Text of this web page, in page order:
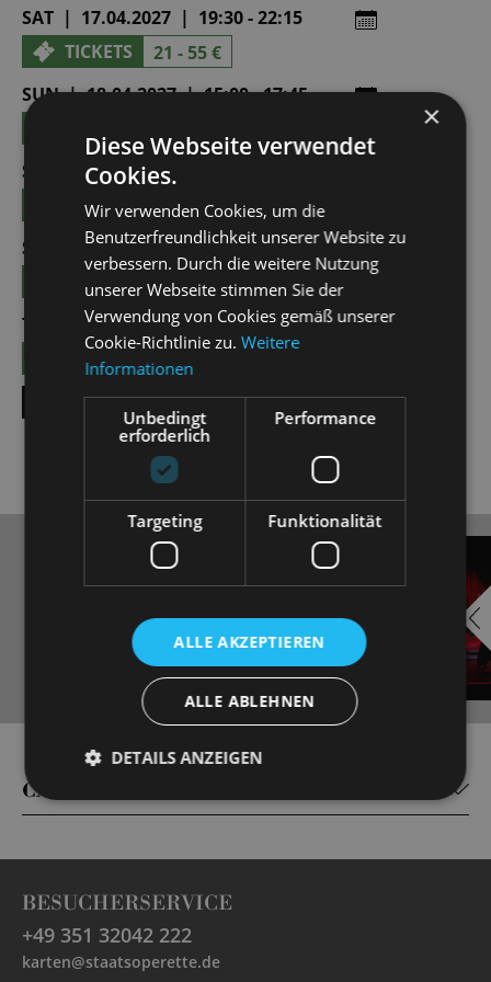
SAT | 17.04.2027 | 19:30 - 22:15
TICKETS
21 - 55 €
SUN | 18.04.2027 | 15:00 - 17:45
SAT | 01.05.2027 | 19:30 - 22:15
TICKETS
21 - 55 €
SUN | 02.05.2027 | 15:00 - 17:45
TICKETS
21 - 55 €
TUE | 08.06.2027 | 11:00 - 13:45
TICKETS
8,50 € - 24,00 €
SHOW ALL DATES
EMBED
YouTube
CAST
BESUCHERSERVICE
+49 351 32042 222
karten@staatsoperette.de
×
Diese Webseite verwendet
Cookies.
Wir verwenden Cookies, um die
Benutzerfreundlichkeit unserer Website zu
verbessern. Durch die weitere Nutzung
unserer Webseite stimmen Sie der
Verwendung von Cookies gemäß unserer
Cookie-Richtlinie zu.Weitere
Informationen
Unbedingt
erforderlich
Performance
Targeting Funktionalität
ALLE AKZEPTIEREN
ALLE ABLEHNEN
DETAILS ANZEIGEN